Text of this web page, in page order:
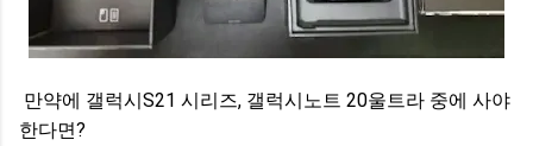
만약에 갤럭시S21 시리즈, 갤럭시노트 20울트라 중에 사야
한다면?